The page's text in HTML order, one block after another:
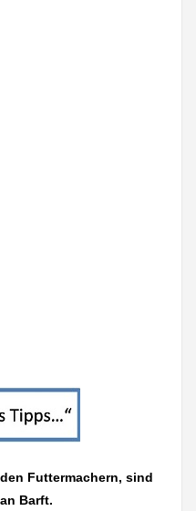
Futtermachern, sind
Barft.